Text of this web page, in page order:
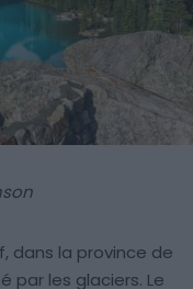
dans la province de
par les glaciers. Le